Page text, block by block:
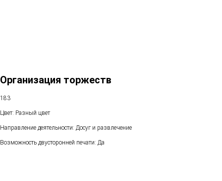
Организация торжеств
183
Цвет: Разный цвет
Направление деятельности: Досуг и развлечение
Возможность двусторонней печати: Да